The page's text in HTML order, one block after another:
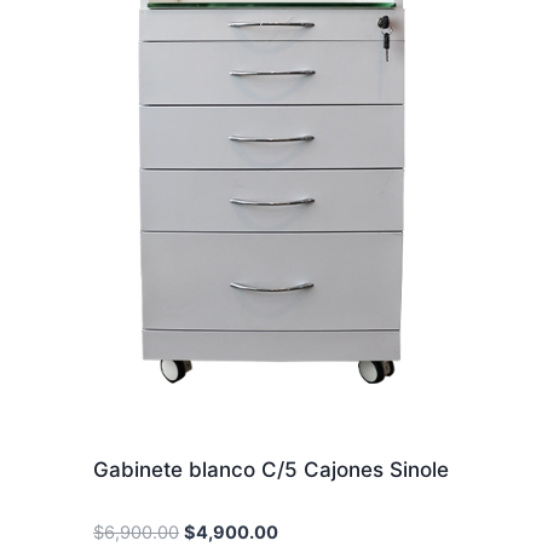
Gabinete blanco C/5 Cajones Sinole
$6,900.00 Original
$4,900.00Current